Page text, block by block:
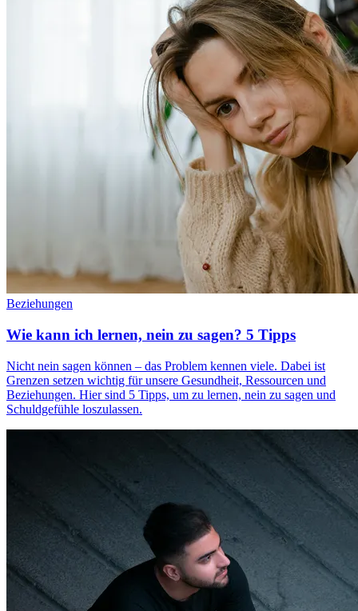
Beziehungen
Wie kann ich lernen, nein zu sagen? 5 Tipps
Nicht nein sagen können – das Problem kennen viele. Dabei ist
Grenzen setzen wichtig für unsere Gesundheit, Ressourcen und
Beziehungen. Hier sind 5 Tipps, um zu lernen, nein zu sagen und
Schuldgefühle loszulassen.